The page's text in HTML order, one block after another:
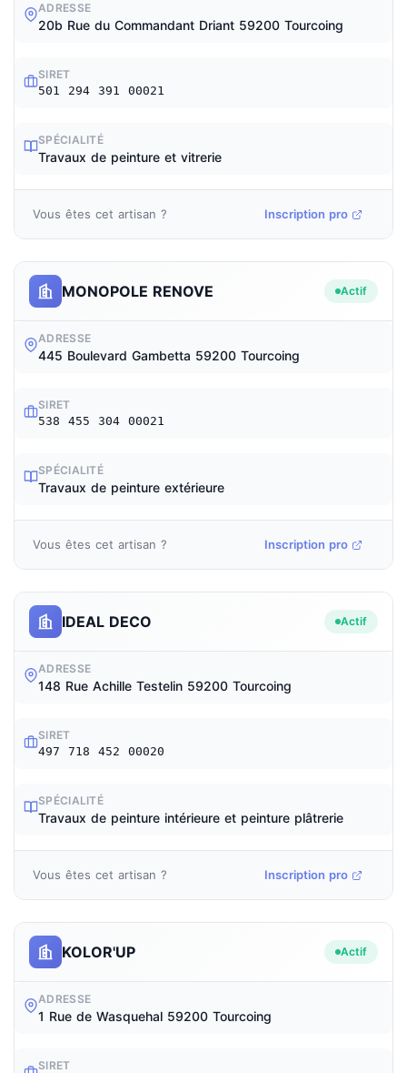
ADRESSE
20b Rue du Commandant Driant 59200 Tourcoing
SIRET
501 294 391 00021
SPÉCIALITÉ
Travaux de peinture et vitrerie
Vous êtes cet artisan ? Inscription pro
MONOPOLE RENOVE Actif
ADRESSE
445 Boulevard Gambetta 59200 Tourcoing
SIRET
538 455 304 00021
SPÉCIALITÉ
Travaux de peinture extérieure
Vous êtes cet artisan ? Inscription pro
IDEAL DECO Actif
ADRESSE
148 Rue Achille Testelin 59200 Tourcoing
SIRET
497 718 452 00020
SPÉCIALITÉ
Travaux de peinture intérieure et peinture plâtrerie
Vous êtes cet artisan ? Inscription pro
KOLOR'UP Actif
ADRESSE
1 Rue de Wasquehal 59200 Tourcoing
SIRET